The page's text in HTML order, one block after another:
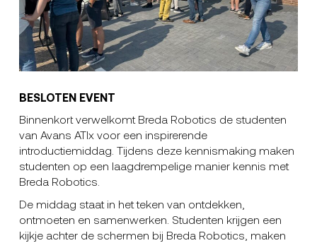
BESLOTEN EVENT
Binnenkort verwelkomt Breda Robotics de studenten
van Avans ATIx voor een inspirerende
introductiemiddag. Tijdens deze kennismaking maken
studenten op een laagdrempelige manier kennis met
Breda Robotics.
De middag staat in het teken van ontdekken,
ontmoeten en samenwerken. Studenten krijgen een
kijkje achter de schermen bij Breda Robotics, maken